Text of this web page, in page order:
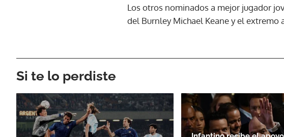
Los otros nominados a mejor jugador
del Burnley Michael Keane y el extremo
Si te lo perdiste